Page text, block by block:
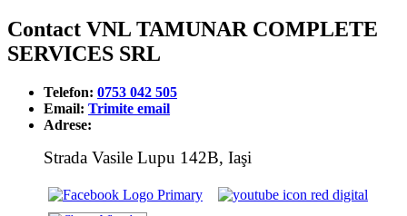
Contact VNL TAMUNAR COMPLETE
SERVICES SRL
Telefon: 0753 042 505
Email: Trimite email
Adrese:
Strada Vasile Lupu 142B, Iaşi